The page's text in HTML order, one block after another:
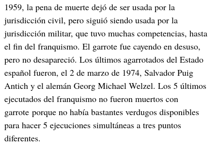
1959, la pena de muerte dejó de ser usada por la
jurisdicción civil, pero siguió siendo usada por la
jurisdicción militar, que tuvo muchas competencias, hasta
el fin del franquismo. El garrote fue cayendo en desuso,
pero no desapareció. Los últimos agarrotados del Estado
español fueron, el 2 de marzo de 1974, Salvador Puig
Antich y el alemán Georg Michael Welzel. Los 5 últimos
ejecutados del franquismo no fueron muertos con
garrote porque no había bastantes verdugos disponibles
para hacer 5 ejecuciones simultáneas a tres puntos
diferentes.